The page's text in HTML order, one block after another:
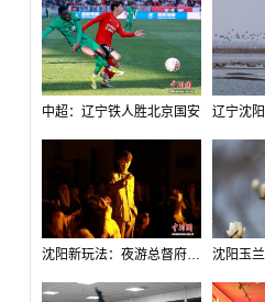
中超：辽宁铁人胜北京国安
沈阳新玩法：夜游总督府，当一回“赴宴者”